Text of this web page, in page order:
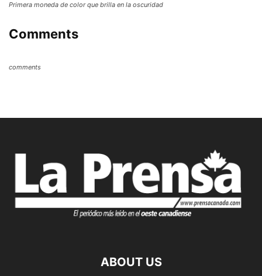
Primera moneda de color que brilla en la oscuridad
Comments
comments
ABOUT US